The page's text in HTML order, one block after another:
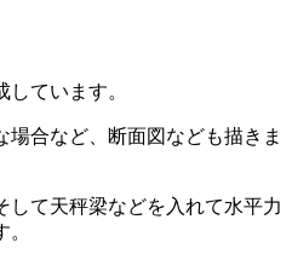
ています。
合など、断面図なども描きま
して天秤梁などを入れて水平力